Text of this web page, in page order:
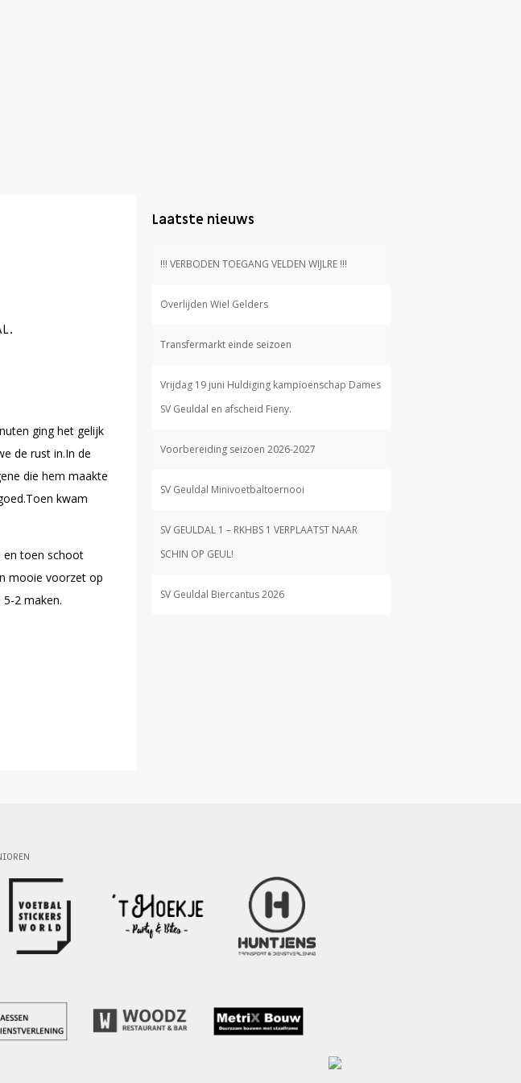
ging het gelijk
de rust in.In de
die hem maakte
kwam
en toen schoot
mooie voorzet op
2 maken.
Laatste nieuws
!!! VERBODEN TOEGANG VELDEN WIJLRE !!!
Overlijden Wiel Gelders
Transfermarkt einde seizoen
Vrijdag 19 juni Huldiging kampioenschap Dames
SV Geuldal en afscheid Fieny.
Voorbereiding seizoen 2026-2027
SV Geuldal Minivoetbaltoernooi
SV GEULDAL 1 – RKHBS 1 VERPLAATST NAAR
SCHIN OP GEUL!
SV Geuldal Biercantus 2026